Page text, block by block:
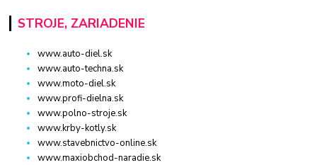
STROJE, ZARIADENIE
www.auto-diel.sk
www.auto-techna.sk
www.moto-diel.sk
www.profi-dielna.sk
www.polno-stroje.sk
www.krby-kotly.sk
www.stavebnictvo-online.sk
www.maxiobchod-naradie.sk